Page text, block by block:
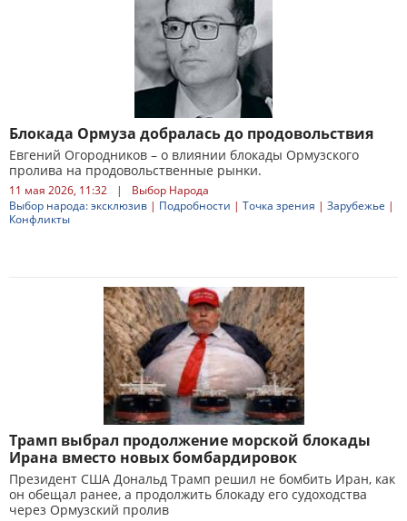
Блокада Ормуза добралась до продовольствия
Евгений Огородников – о влиянии блокады Ормузского
пролива на продовольственные рынки.
11 мая 2026, 11:32 |
Выбор Народа
Выбор народа: эксклюзив | Подробности | Точка зрения | Зарубежье |
Конфликты
Трамп выбрал продолжение морской блокады
Ирана вместо новых бомбардировок
Президент США Дональд Трамп решил не бомбить Иран, как
он обещал ранее, а продолжить блокаду его судоходства
через Ормузский пролив